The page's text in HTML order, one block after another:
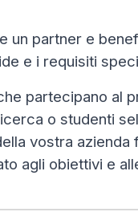
un partner e
e i requisiti
partecipano al
o studenti
vostra
agli obiettivi e